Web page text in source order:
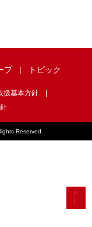
プ トピック
扱基本方針
Reserved.